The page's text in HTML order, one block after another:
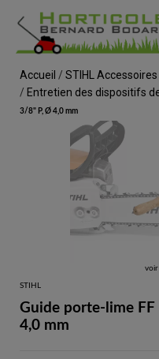
Accueil / STIHL Accessoires
/ Entretien des dispositifs
3/8" P, Ø 4,0 mm
voir
STIHL
Guide porte-lime
4,0 mm